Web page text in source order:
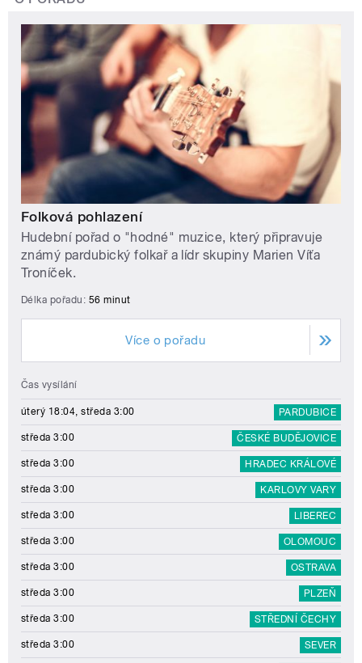
Folková pohlazení
Hudební pořad o "hodné" muzice, který připravuje
známý pardubický folkař a lídr skupiny Marien Víťa
Troníček.
Délka pořadu: 56 minut
Více o pořadu
Čas vysílání
úterý 18:04, středa 3:00 PARDUBICE
středa 3:00 ČESKÉ BUDĚJOVICE
středa 3:00 HRADEC KRÁLOVÉ
středa 3:00 KARLOVY VARY
středa 3:00 LIBEREC
středa 3:00 OLOMOUC
středa 3:00 OSTRAVA
středa 3:00 PLZEŇ
středa 3:00 STŘEDNÍ ČECHY
středa 3:00 SEVER